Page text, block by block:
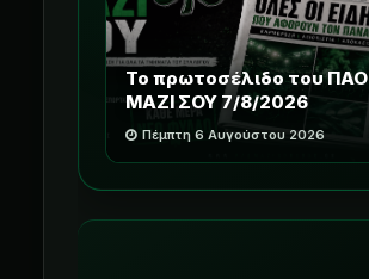
Το πρωτοσέλιδο του ΠΑΟ
ΜΑΖΙ ΣΟΥ 7/8/2026
Πέμπτη 6 Αυγούστου 2026